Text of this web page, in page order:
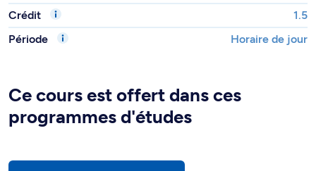
Crédit
1.5
Période
Horaire de jour
Ce cours est offert dans ces
programmes d'études